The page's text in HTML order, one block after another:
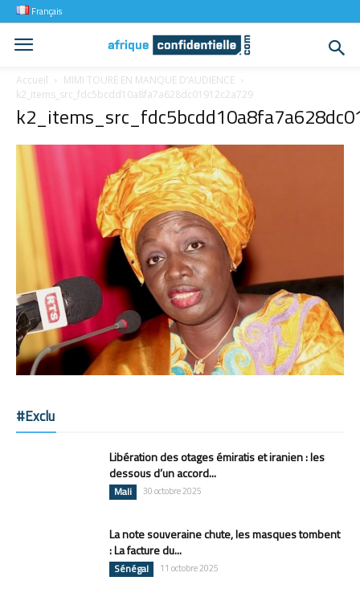
Français
Accueil
MIMI TOURÉ EN MANQUE D’AUDIENCE
k2_items_src_fdc5bcdd10a8fa7a628dc01912c2a729
#Exclu
Libération des otages émiratis et iranien : les
dessous d’un accord...
Mali 30 octobre 2025
La note souveraine chute, les masques tombent
: La facture du...
Sénégal 11 octobre 2025